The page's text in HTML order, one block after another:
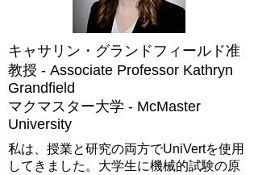
キャサリン・グランドフィールド准
教授 - Associate Professor Kathryn
Grandfield
マクマスター大学 - McMaster
University
私は、授業と研究の両方でUniVertを使用
してきました。大学生に機械的試験の原